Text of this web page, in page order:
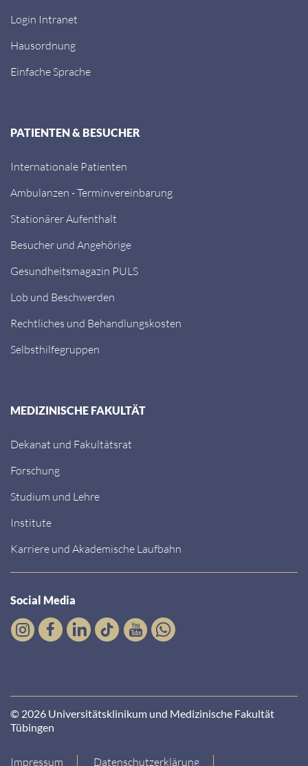
Login Intranet
Hausordnung
Einfache Sprache
PATIENTEN & BESUCHER
Internationale Patienten
Ambulanzen - Terminvereinbarung
Stationärer Aufenthalt
Besucher und Angehörige
Gesundheitsmagazin PULS
Lob und Beschwerden
Rechtliches und Behandlungskosten
Selbsthilfegruppen
MEDIZINISCHE FAKULTÄT
Dekanat und Fakultätsrat
Forschung
Studium und Lehre
Institute
Karriere und Akademische Laufbahn
Social Media
© 2026 Universitätsklinikum und Medizinische Fakultät
Tübingen
Impressum Datenschutzerklärung